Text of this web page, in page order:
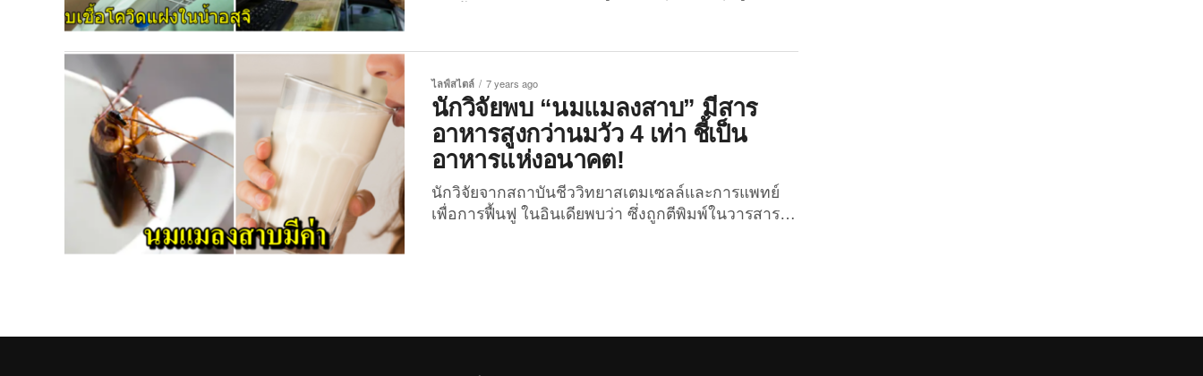
ปลอกหมอนไว้โดยไม่ซักนานแค่ไหน ก็ยิ่งเปิดโอกาสให้
ชี้ว่าไรฝุ่นไม่ใช่สารก่อภูมิแพ้เพียงอย่างเดียวที่แฝงตัว
ของเชื้อราและแบคทีเรียเองก็ชอบอยู่บนผ้าปูที่นอนที่ถูก
หมักหมมไว้โดยไม่ซักเช่นกัน ข้อมูลจาก
เว็บไซต์ medicinenet.com ยังชี้ให้เห็นว่า เซลล์ผิวที่
ตายแล้ว เหงื่อ น้ำลาย...
หรือไม่ งานวิจัยนี้ที่ตีพิมพ์ลงในวารสารการแพทย์จามา
เน็ทเวิร์ก โอเพ่น และเว็ปไซต์ Cbsnews เผยแพร่เมื่อวัน
ที่ 7 พ.ค.ที่ผ่านมา เป็นผลงานการศึกษาของทีมนักวิจัย
จีนจากโรงพยาบาลเทศบาลชางฉิว ในมณฑลเหอ
หนานของจีน ที่ทำการศึกษาว่าไวรัสโควิด-19 มีอยู่ใน
น้ำอสุจิของผู้ชายหรือไม่ โดยศึกษาจากคนไข้ชายกลุ่ม
ตัวอย่างในโรงพยาบาลที่ติดเชื้อไวรัสโคโรนาจำนวน
38 คน อายุระหว่าง 15-50 ปี...
ไลฟ์สไตล์ 7 years ago
นักวิจัยพบ “นมแมลงสาบ” มีสาร
อาหารสูงกว่านมวัว 4 เท่า ชี้เป็น
อาหารแห่งอนาคต!
นักวิจัยจากสถาบันชีววิทยาสเตมเซลล์และการแพทย์
เพื่อการฟื้นฟู ในอินเดียพบว่า ซึ่งถูกตีพิมพ์ในวารสาร